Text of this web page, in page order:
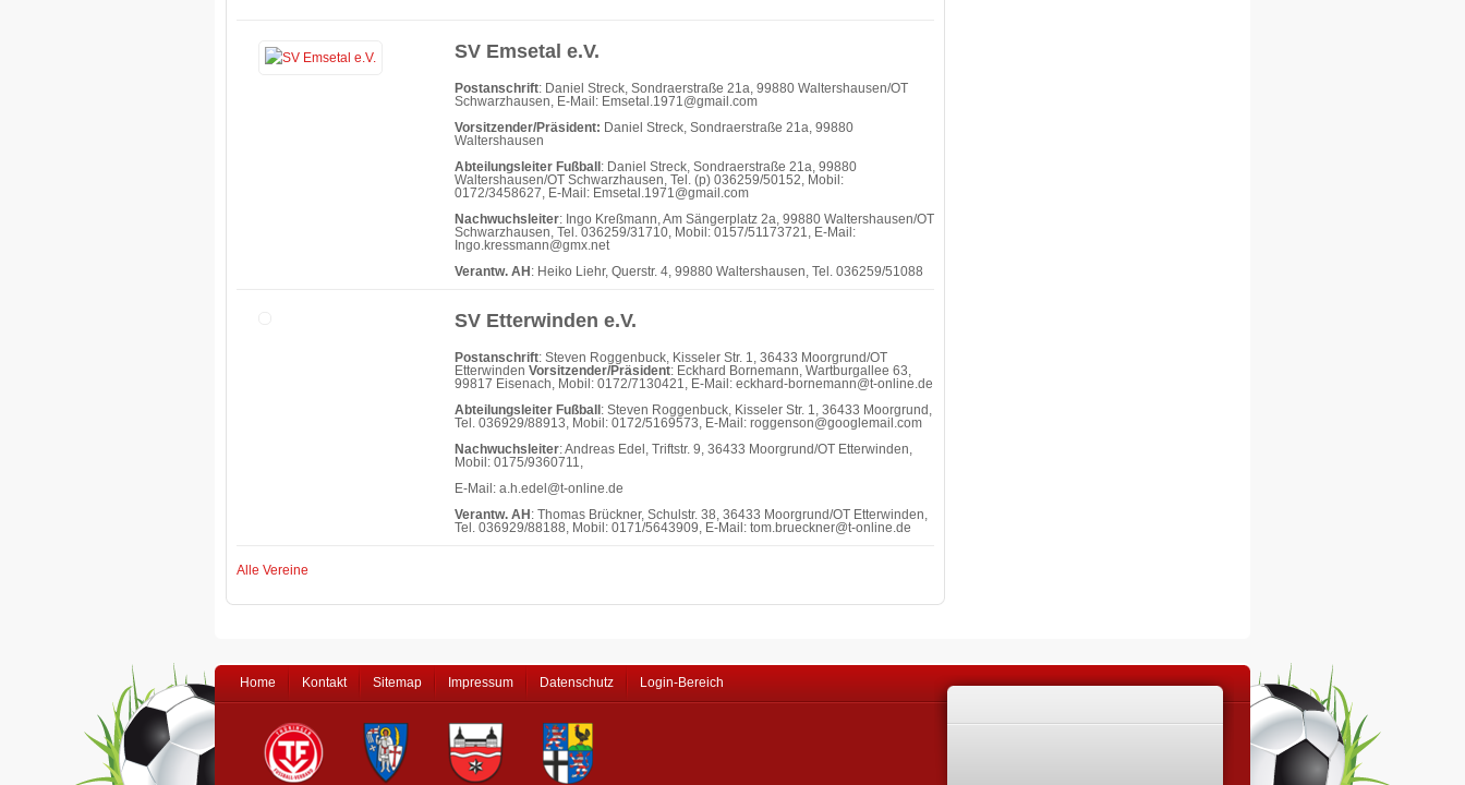
SV Emsetal e.V.
Postanschrift: Daniel Streck, Sondraerstraße 21a, 99880 Waltershausen/OT
Schwarzhausen, E-Mail: Emsetal.1971@gmail.com
Vorsitzender/Präsident: Daniel Streck, Sondraerstraße 21a, 99880
Waltershausen
Abteilungsleiter Fußball : Daniel Streck, Sondraerstraße 21a, 99880
Waltershausen/OT Schwarzhausen, Tel. (p) 036259/50152, Mobil:
0172/3458627, E-Mail: Emsetal.1971@gmail.com
Nachwuchsleiter: Ingo Kreßmann, Am Sängerplatz 2a, 99880 Waltershausen/OT
Schwarzhausen, Tel. 036259/31710, Mobil: 0157/51173721, E-Mail:
Ingo.kressmann@gmx.net
Verantw. AH : Heiko Liehr, Querstr. 4, 99880 Waltershausen, Tel. 036259/51088
SV Etterwinden e.V.
Postanschrift: Steven Roggenbuck, Kisseler Str. 1, 36433 Moorgrund/OT
Etterwinden Vorsitzender/Präsident: Eckhard Bornemann, Wartburgallee 63,
99817 Eisenach, Mobil: 0172/7130421, E-Mail: eckhard-bornemann@t-online.de
Abteilungsleiter Fußball : Steven Roggenbuck, Kisseler Str. 1, 36433 Moorgrund,
Tel. 036929/88913, Mobil: 0172/5169573, E-Mail: roggenson@googlemail.com
Nachwuchsleiter: Andreas Edel, Triftstr. 9, 36433 Moorgrund/OT Etterwinden,
Mobil: 0175/9360711,
E-Mail: a.h.edel@t-online.de
Verantw. AH : Thomas Brückner, Schulstr. 38, 36433 Moorgrund/OT Etterwinden,
Tel. 036929/88188, Mobil: 0171/5643909, E-Mail: tom.brueckner@t-online.de
Alle Vereine
Home Kontakt Sitemap Impressum Datenschutz Login-Bereich